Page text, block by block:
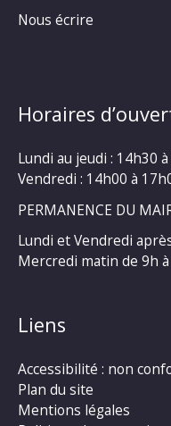
Nous écrire
Horaires
Lundi au jeudi : 14h30
Vendredi : 14h00 à
PERMANENCE DU
Lundi et Vendredi
Mercredi matin de 9h
Liens
Accessibilité : non
Plan du site
Mentions légales